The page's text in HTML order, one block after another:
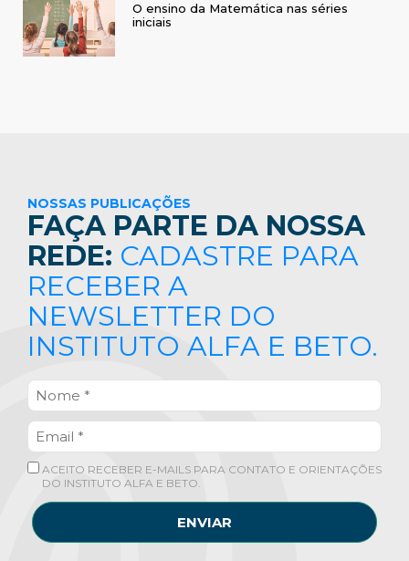
O ensino da Matemática nas séries
iniciais
NOSSAS PUBLICAÇÕES
FAÇA PARTE DA NOSSA
REDE: CADASTRE PARA
RECEBER A
NEWSLETTER DO
INSTITUTO ALFA E BETO.
ACEITO RECEBER E-MAILS PARA CONTATO E ORIENTAÇÕES
DO INSTITUTO ALFA E BETO.
ENVIAR